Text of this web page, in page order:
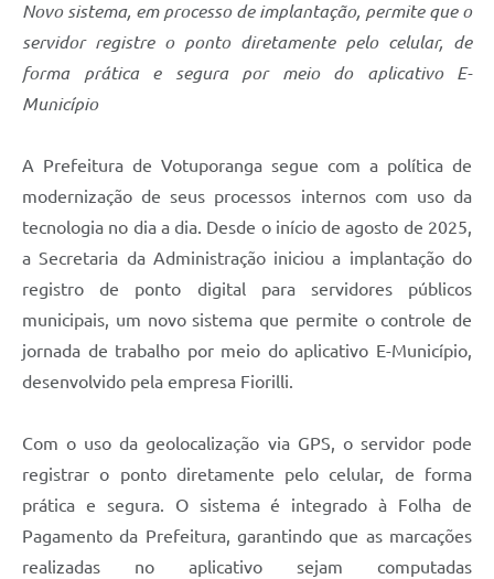
Contato
Novo sistema, em processo de implantação, permite que o
servidor registre o ponto diretamente pelo celular, de
forma prática e segura por meio do aplicativo E-
Município
A Prefeitura de Votuporanga segue com a política de
modernização de seus processos internos com uso da
tecnologia no dia a dia. Desde o início de agosto de 2025,
a Secretaria da Administração iniciou a implantação do
registro de ponto digital para servidores públicos
municipais, um novo sistema que permite o controle de
jornada de trabalho por meio do aplicativo E-Município,
desenvolvido pela empresa Fiorilli.
Com o uso da geolocalização via GPS, o servidor pode
registrar o ponto diretamente pelo celular, de forma
prática e segura. O sistema é integrado à Folha de
Pagamento da Prefeitura, garantindo que as marcações
realizadas no aplicativo sejam computadas